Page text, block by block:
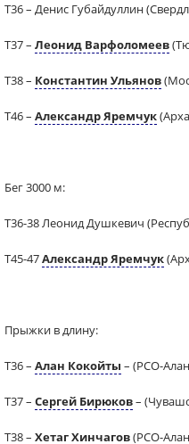
Т36 – Денис Губайдуллин
Т37 – Леонид Варфоломеев
Т38 – Константин Ульянов
Т46 – Александр Яремчук
Бег 3000 м:
Т36-38 Леонид Душкевич
Т45-47Александр Яремчук
Прыжки в длину:
Т36 – Алан Кокойты – (РСО-
Т37 – Сергей Бирюков–
Т38 – Хетаг Хинчагов(РСО-